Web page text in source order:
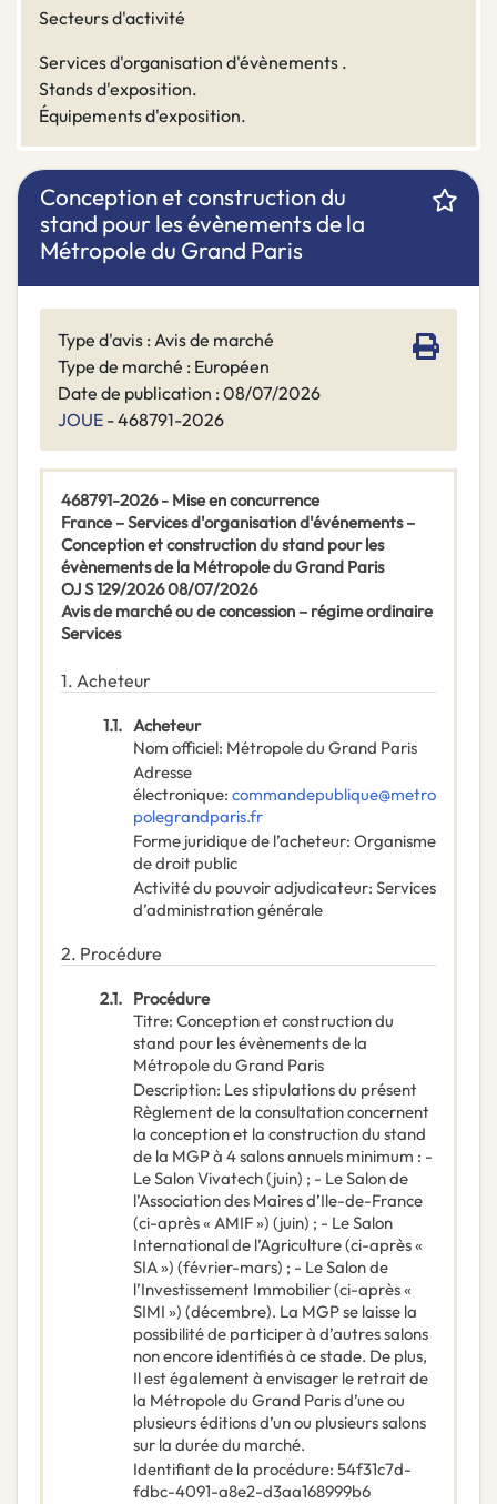
Secteurs d'activité
Services d'organisation d'évènements .
Stands d'exposition.
Équipements d'exposition.
Conception et construction du
stand pour les évènements de la
Métropole du Grand Paris
Type d'avis : Avis de marché
Type de marché : Européen
Date de publication : 08/07/2026
JOUE - 468791-2026
468791-2026 - Mise en concurrence
France – Services d'organisation d'événements –
Conception et construction du stand pour les
évènements de la Métropole du Grand Paris
OJ S 129/2026 08/07/2026
Avis de marché ou de concession – régime ordinaire
Services
1. Acheteur
1.1. Acheteur
Nom officiel: Métropole du Grand Paris
Adresse
électronique: commandepublique@metro
polegrandparis.fr
Forme juridique de l’acheteur: Organisme
de droit public
Activité du pouvoir adjudicateur: Services
d’administration générale
2. Procédure
2.1. Procédure
Titre: Conception et construction du
stand pour les évènements de la
Métropole du Grand Paris
Description: Les stipulations du présent
Règlement de la consultation concernent
la conception et la construction du stand
de la MGP à 4 salons annuels minimum : -
Le Salon Vivatech (juin) ; - Le Salon de
l’Association des Maires d’Ile-de-France
(ci-après « AMIF ») (juin) ; - Le Salon
International de l’Agriculture (ci-après «
SIA ») (février-mars) ; - Le Salon de
l’Investissement Immobilier (ci-après «
SIMI ») (décembre). La MGP se laisse la
possibilité de participer à d’autres salons
non encore identifiés à ce stade. De plus,
Il est également à envisager le retrait de
la Métropole du Grand Paris d’une ou
plusieurs éditions d’un ou plusieurs salons
sur la durée du marché.
Identifiant de la procédure: 54f31c7d-
fdbc-4091-a8e2-d3aa168999b6